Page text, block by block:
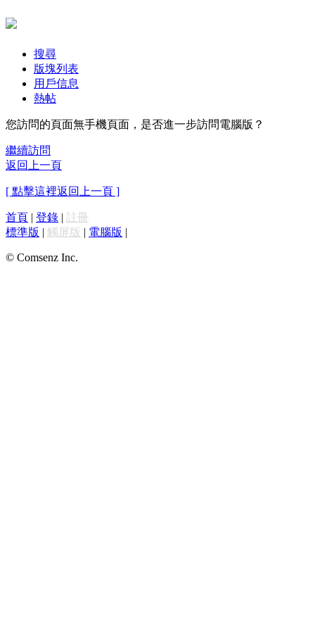
搜尋
版塊列表
用戶信息
熱帖
您訪問的頁面無手機頁面，是否進一步訪問電腦版？
繼續訪問
返回上一頁
[ 點擊這裡返回上一頁 ]
首頁 | 登錄 | 註冊
標準版 | 觸屏版 | 電腦版 |
© Comsenz Inc.